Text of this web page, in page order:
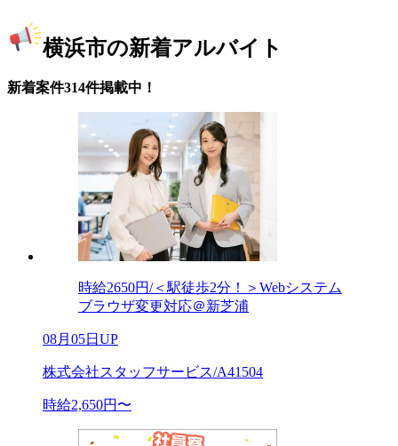
横浜市の新着アルバイト
新着案件314件掲載中！
時給2650円/＜駅徒歩2分！＞Webシステム
ブラウザ変更対応＠新芝浦
08月05日UP
株式会社スタッフサービス/A41504
時給2,650円〜